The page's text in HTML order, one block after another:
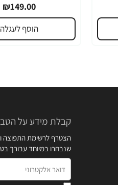
₪149.00
הוסף לעגלה
קבלת מידע על
הצטרף לרשימת התפוצה
שנבחרו במיוחד עבורך
אלקטרוני